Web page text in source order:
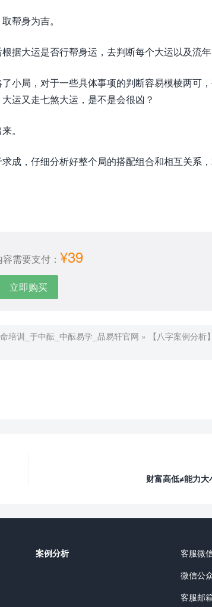
帮身为吉。
据大运是否行帮身运，去判断每个大运以及流年
小局，对于一些具体事项的判断容易模棱两可
运又走七煞大运，是不是会很凶？
。
成，仔细分析好整个局的搭配组合和相互关系
需要支付： ¥39
立即购买
培训_于中酝_中酝易学_品易轩官网 »
【八字案例分析
财富高低≠能力大
案例分析 客服微
微信公
客服邮